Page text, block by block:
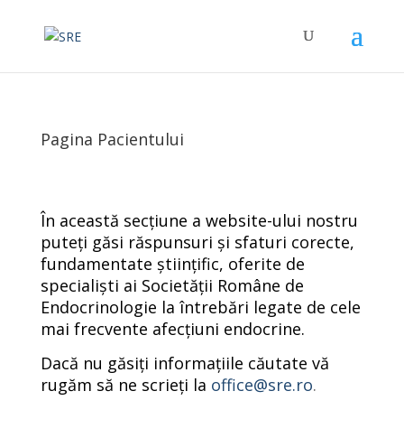
Pagina Pacientului
În această secțiune a website-ului nostru
puteți găsi răspunsuri și sfaturi corecte,
fundamentate științific, oferite de
specialiști ai Societății Române de
Endocrinologie la întrebări legate de cele
mai frecvente afecțiuni endocrine.
Dacă nu găsiți informațiile căutate vă
rugăm să ne scrieți la office@sre.ro.